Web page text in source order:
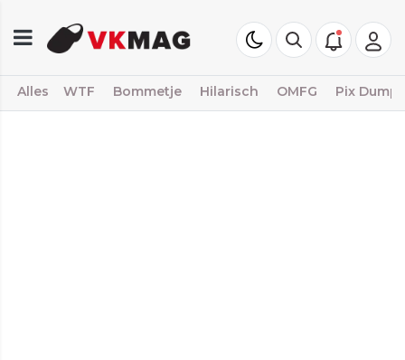
Alles WTF Bommetje Hilarisch OMFG Pix Dump